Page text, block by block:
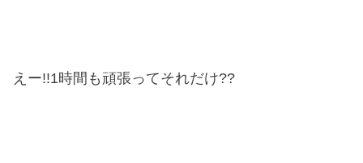
えー!!1時間も頑張ってそれだけ??